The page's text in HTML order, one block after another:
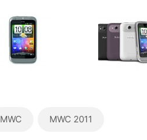
MWC MWC 2011